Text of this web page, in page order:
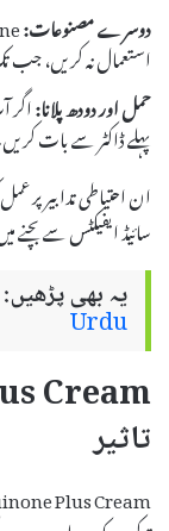
دوسرے مصنوعات:
استعمال نہ کریں، جب
حمل اور دودھ پلانا:اگر
پہلے ڈاکٹر سے بات
ان احتیاطی تدابیر پر
سائیڈ ایفیکٹس سے بچنے
یہ بھی پڑھیں:
Urdu
تاثیر